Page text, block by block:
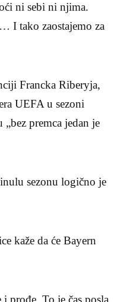
ni sebi ni njima.
I tako zaostajemo za
Francka Riberyja,
UEFA u sezoni
premca jedan je
sezonu logično je
kaže da će Bayern